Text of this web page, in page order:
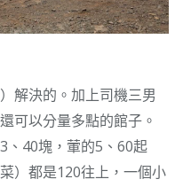
解決的。加上司機三男
可以分量多點的館子。
、40塊，葷的5、60起
）都是120往上，一個小